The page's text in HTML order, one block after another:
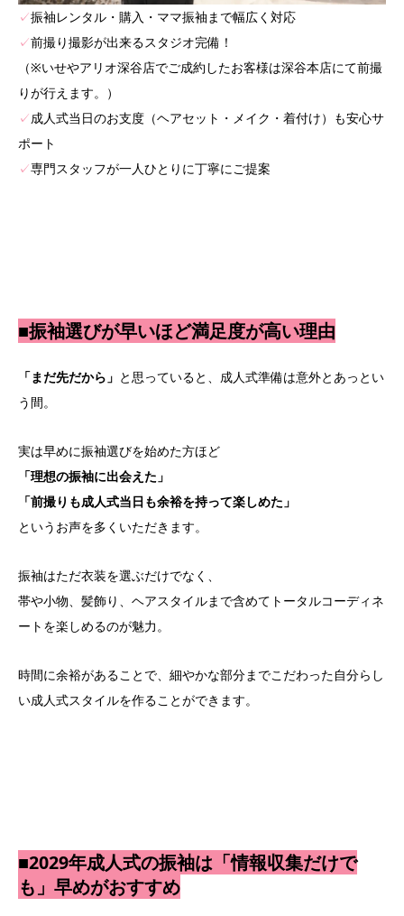
✓振袖レンタル・購入・ママ振袖まで幅広く対応
✓前撮り撮影が出来るスタジオ完備！
（※いせやアリオ深谷店でご成約したお客様は深谷本店にて前撮
りが行えます。）
✓成人式当日のお支度（ヘアセット・メイク・着付け）も安心サ
ポート
✓専門スタッフが一人ひとりに丁寧にご提案
■振袖選びが早いほど満足度が高い理由
「まだ先だから」 と思っていると、成人式準備は意外とあっとい
う間。
実は早めに振袖選びを始めた方ほど
「理想の振袖に出会えた」
「前撮りも成人式当日も余裕を持って楽しめた」
というお声を多くいただきます。
振袖はただ衣装を選ぶだけでなく、
帯や小物、髪飾り、ヘアスタイルまで含めてトータルコーディネ
ートを楽しめるのが魅力。
時間に余裕があることで、細やかな部分までこだわった自分らし
い成人式スタイルを作ることができます。
■2029年成人式の振袖は「情報収集だけで
も」早めがおすすめ